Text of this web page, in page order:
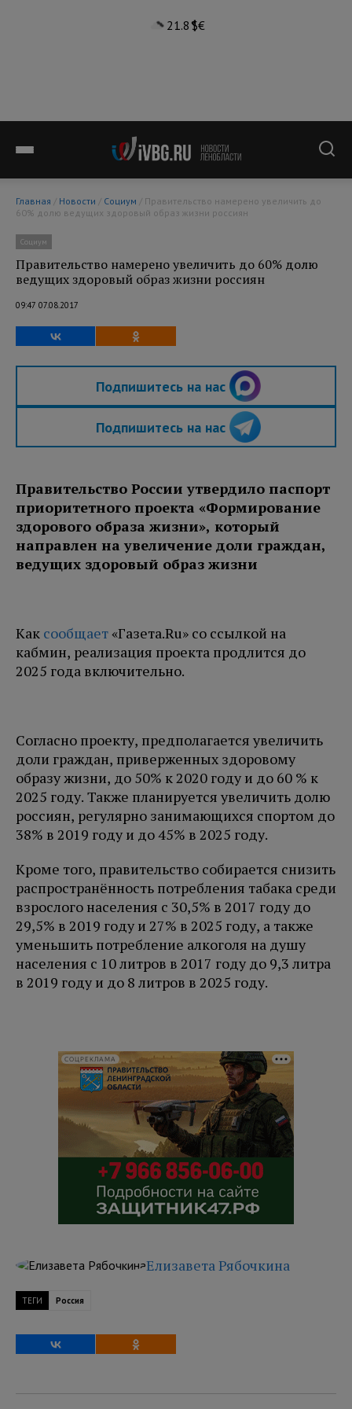
21.8°$€
Главная / Новости / Социум
60% долю ведущих здоровый образ жизни россиян
Социум
Правительство намерено увеличить до 60% долю
ведущих здоровый образ жизни россиян
09:47 07.08.2017
Подпишитесь на нас
Подпишитесь на нас
Правительство России утвердило паспорт
приоритетного проекта «Формирование
здорового образа жизни», который
направлен на увеличение доли граждан,
ведущих здоровый образ жизни
Как сообщает«Газета.Ru» со ссылкой на
кабмин, реализация проекта продлится до
2025 года включительно.
Согласно проекту, предполагается увеличить
доли граждан, приверженных здоровому
образу жизни, до 50% к 2020 году и до 60 % к
2025 году. Также планируется увеличить долю
россиян, регулярно занимающихся спортом до
38% в 2019 году и до 45% в 2025 году.
Кроме того, правительство собирается снизить
распространённость потребления табака среди
взрослого населения с 30,5% в 2017 году до
29,5% в 2019 году и 27% в 2025 году, а также
уменьшить потребление алкоголя на душу
населения с 10 литров в 2017 году до 9,3 литра
в 2019 году и до 8 литров в 2025 году.
СОЦРЕКЛАМА
Елизавета Рябочкина
ТЕГИ Россия